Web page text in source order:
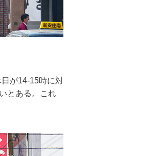
が14-15時に対
とある。これ